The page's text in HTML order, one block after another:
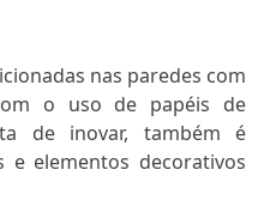
nas paredes com
o uso de papéis de
de inovar, também é
elementos decorativos